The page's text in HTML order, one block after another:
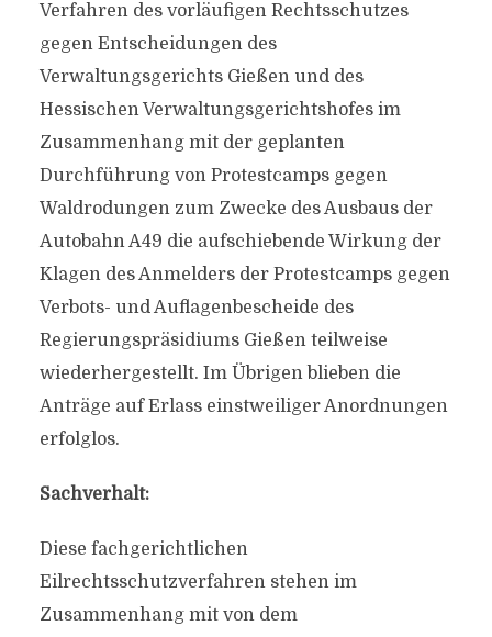
Verfahren des vorläufigen Rechtsschutzes
gegen Entscheidungen des
Verwaltungsgerichts Gießen und des
Hessischen Verwaltungsgerichtshofes im
Zusammenhang mit der geplanten
Durchführung von Protestcamps gegen
Waldrodungen zum Zwecke des Ausbaus der
Autobahn A49 die aufschiebende Wirkung der
Klagen des Anmelders der Protestcamps gegen
Verbots- und Auflagenbescheide des
Regierungspräsidiums Gießen teilweise
wiederhergestellt. Im Übrigen blieben die
Anträge auf Erlass einstweiliger Anordnungen
erfolglos.
Sachverhalt:
Diese fachgerichtlichen
Eilrechtsschutzverfahren stehen im
Zusammenhang mit von dem